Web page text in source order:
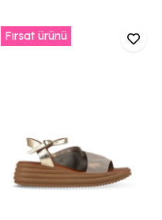
Fırsat ürünü